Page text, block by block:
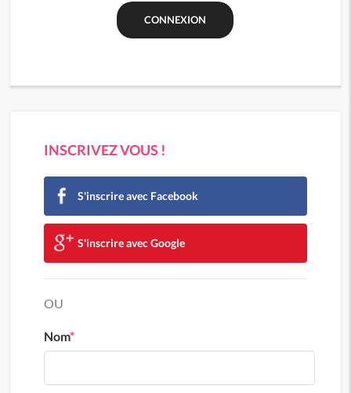
INSCRIVEZ VOUS !
S'inscrire avec Facebook
S'inscrire avec Google
OU
Nom*